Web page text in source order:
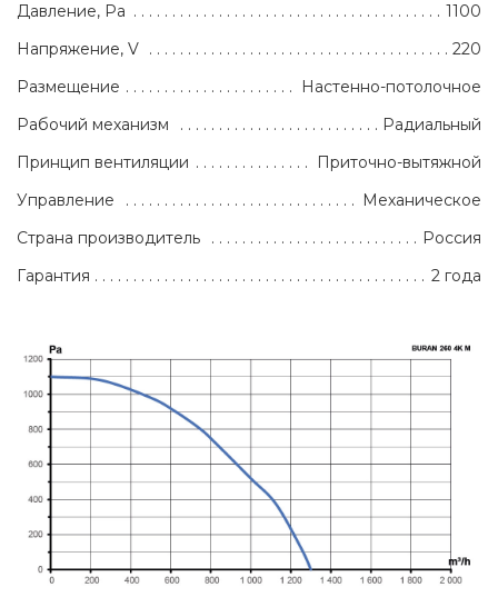
Давление, Pa
1100
Напряжение, V
220
Размещение
Настенно-потолочное
Рабочий механизм
Радиальный
Принцип вентиляции
Приточно-вытяжной
Управление
Механическое
Страна производитель
Россия
Гарантия
2 года